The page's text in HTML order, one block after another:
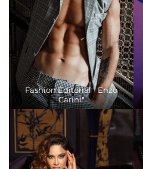
Fashion Editorial " Enzo
Carini"